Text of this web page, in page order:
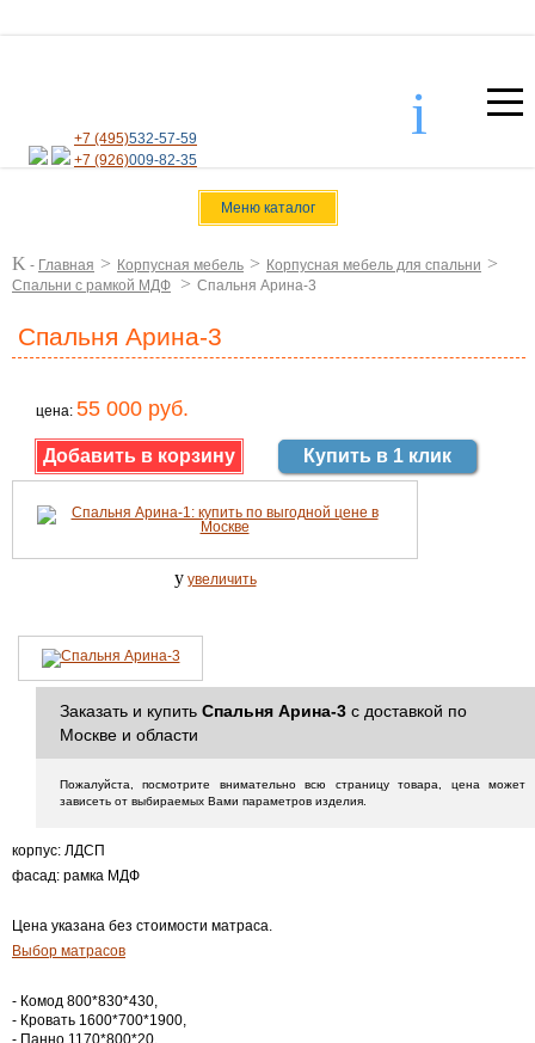
+7 (495)532-57-59
+7 (926)009-82-35
i
Меню каталог
K - Главная > Корпусная мебель > Корпусная мебель для спальни >
Спальни с рамкой МДФ > Спальня Арина-3
Спальня Арина-3
цена: 55 000 руб.
Купить в 1 клик
y увеличить
Заказать и купить Спальня Арина-3 с доставкой по
Москве и области
Пожалуйста, посмотрите внимательно всю страницу товара, цена может
зависеть от выбираемых Вами параметров изделия.
корпус: ЛДСП
фасад: рамка МДФ
Цена указана без стоимости матраса.
Выбор матрасов
- Комод 800*830*430,
- Кровать 1600*700*1900,
- Панно 1170*800*20,